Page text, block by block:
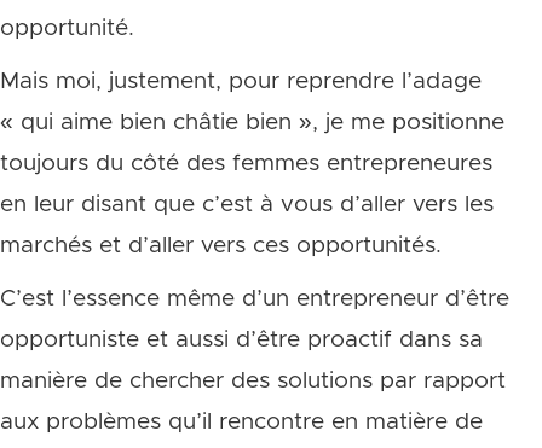
opportunité.
Mais moi, justement, pour reprendre l’adage
« qui aime bien châtie bien », je me positionne
toujours du côté des femmes entrepreneures
en leur disant que c’est à vous d’aller vers les
marchés et d’aller vers ces opportunités.
C’est l’essence même d’un entrepreneur d’être
opportuniste et aussi d’être proactif dans sa
manière de chercher des solutions par rapport
aux problèmes qu’il rencontre en matière de